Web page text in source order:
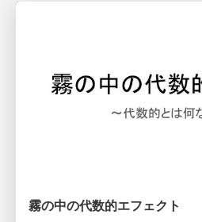
霧の中の代数的エフェクト